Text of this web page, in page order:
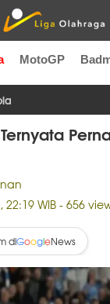
MotoGP
Liga Spanyol
22:19 WIB - 656
diGoogleNews